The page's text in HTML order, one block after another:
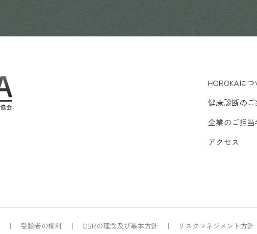
HOROKAにつ
健康診断のご
企業のご担
アクセス
受診者の権利 CSRの理念及び基本方針
リスクマネジメント方針